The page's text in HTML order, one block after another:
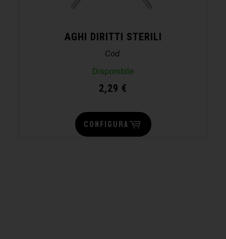
AGHI DIRITTI STERILI
Cod.
Disponibile
2,29 €
CONFIGURA